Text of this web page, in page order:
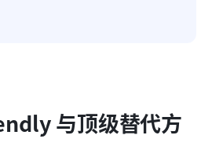
与顶级替代方